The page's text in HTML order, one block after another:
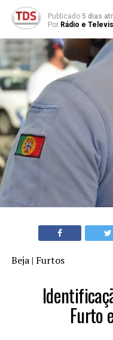
Publicado 5 dias
Por Rádio e
Beja | Furtos
Furto